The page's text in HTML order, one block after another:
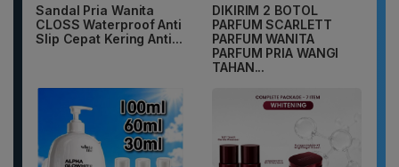
Sandal Pria Wanita
CLOSS Waterproof Anti
Slip Cepat Kering Anti...
DIKIRIM 2 BOTOL
PARFUM SCARLETT
PARFUM WANITA
PARFUM PRIA WANGI
TAHAN...